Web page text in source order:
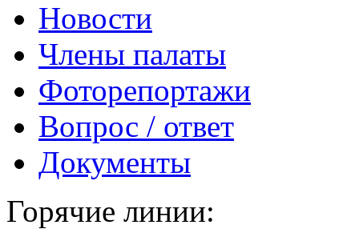
Новости
Члены палаты
Фоторепортажи
Вопрос / ответ
Документы
Горячие линии: